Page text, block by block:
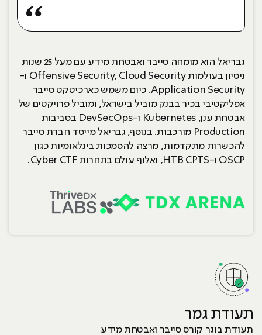
גבריאל הוא מומחה סייבר ואבטחת מידע עם מעל 25 שנות
ניסיון בעולמות Offensive Security, Cloud Security ו-
Application Security. כיום משמש כארכיטקט סייבר
אפליקטיבי בכיר בבנק מוביל בישראל, ומוביל פרויקטים של
אבטחת ענן, Kubernetes ו-DevSecOps בסביבות
Production מורכבות. בנוסף, גבריאל מייסד חברת סייבר
להכשרות מתקדמות, מרצה להסמכות בינלאומיות כגון
OSCP ו-HTB CPTS, ואלוף עולם בתחרות Cyber CTF.
עוד על הקורס
תעודת גמר
תעודת בוגר קורס סייבר ואבטחת מידע